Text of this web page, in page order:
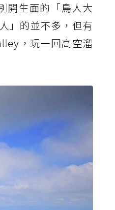
開生面的「鳥人大
」的並不多，但有
，玩一回高空溜